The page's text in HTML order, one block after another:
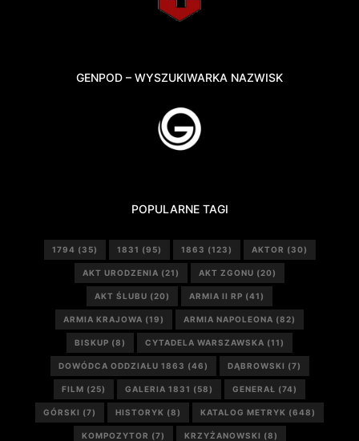
GENPOD – WYSZUKIWARKA NAZWISK
POPULARNE TAGI
1794 (35) 1831 (95) 1863 (123) AKTOR (30)
AKT URODZENIA (21) AKT ZGONU (20)
AKT ŚLUBU (20) ARMIA II RP (41)
ARMIA KRAJOWA (19) ARMIA NAPOLEONA (82)
BISKUP (8) CYTADELA WARSZAWSKA (11)
DOWÓDCA ODDZIAŁU 1863 (46) DĄBROWSKI (7)
FILM (25) GALERIA 1831 (58) GENERAŁ (74)
GÓRSKI (7) HISTORYK (8) KATALOG METRYK (648)
KOMPOZYTOR (7) KRZYŻANOWSKI (8)